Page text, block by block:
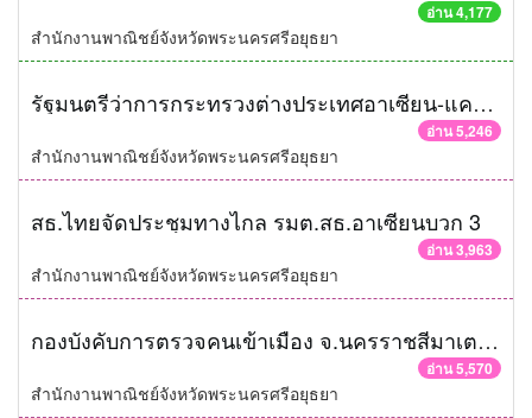
อ่าน 4,177
สำนักงานพาณิชย์จังหวัดพระนครศรีอยุธยา
รัฐมนตรีว่าการกระทรวงต่างประเทศอาเซียน-แคนาดา เห็นชอบรับรองร่างแผนปฏิบัติการอาเซียน
อ่าน 5,246
สำนักงานพาณิชย์จังหวัดพระนครศรีอยุธยา
สธ.ไทยจัดประชุมทางไกล รมต.สธ.อาเซียนบวก 3
อ่าน 3,963
สำนักงานพาณิชย์จังหวัดพระนครศรีอยุธยา
กองบังคับการตรวจคนเข้าเมือง จ.นครราชสีมาเตรียมพร้อมรับอาเซียน
อ่าน 5,570
สำนักงานพาณิชย์จังหวัดพระนครศรีอยุธยา